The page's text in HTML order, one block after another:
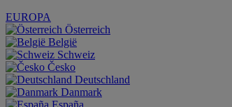
EUROPA
Österreich
België
Schweiz
Česko
Deutschland
Danmark
España